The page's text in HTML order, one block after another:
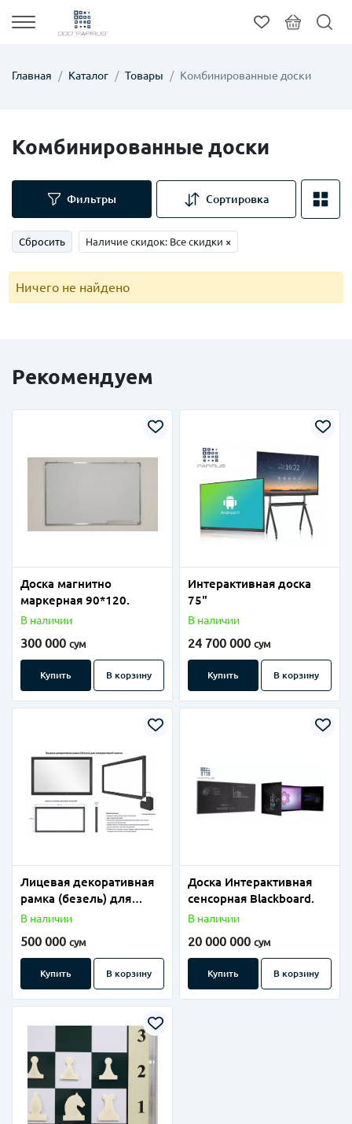
Главная Каталог Товары Комбинированные доски
Комбинированные доски
Фильтры Сортировка
Сбросить Наличие скидок: Все скидки ×
Ничего не найдено
Рекомендуем
Доска магнитно
маркерная 90*120.
В наличии
300 000 сум
Купить В корзину
Интерактивная доска
75"
В наличии
24 700 000 сум
Купить В корзину
Лицевая декоративная
рамка (безель) для
интерактивной панели
В наличии
500 000 сум
Купить В корзину
Доска Интерактивная
сенсорная Blackboard.
В наличии
20 000 000 сум
Купить В корзину